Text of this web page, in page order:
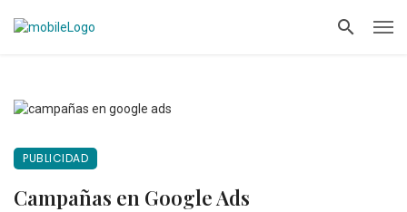
PUBLICIDAD
Campañas en Google Ads